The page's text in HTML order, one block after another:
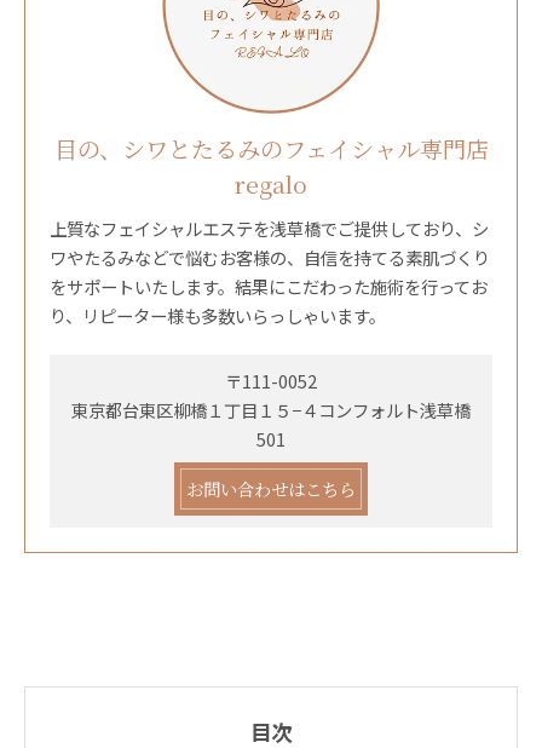
目の、シワとたるみのフェイシャル専門店
regalo
上質なフェイシャルエステを浅草橋でご提供しており、シ
ワやたるみなどで悩むお客様の、自信を持てる素肌づくり
をサポートいたします。結果にこだわった施術を行ってお
り、リピーター様も多数いらっしゃいます。
〒111-0052
東京都台東区柳橋１丁目１５−４コンフォルト浅草橋
501
お問い合わせはこちら
目次